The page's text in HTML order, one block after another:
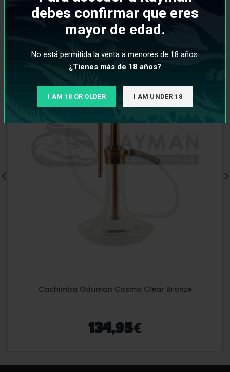
debes confirmar que eres
mayor de edad.
No está permitida la venta a menores de 18 años.
¿Tienes más de 18 años?
I AM 18 OR OLDER I AM UNDER 18
Cachimba Oduman Cosmo Clear Bronze
134,95€